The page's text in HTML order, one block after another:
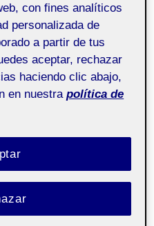
Pública
se continua con el
anteriormente
el comensal come en el
nos focalizaremos
encontrados en el
Para esta ocasión se
convertirlo en un objeto
con fines analíticos
personalizada de
a partir de tus
aceptar, rechazar
haciendo clic abajo,
en nuestra política de